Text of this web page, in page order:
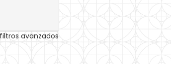
avanzados